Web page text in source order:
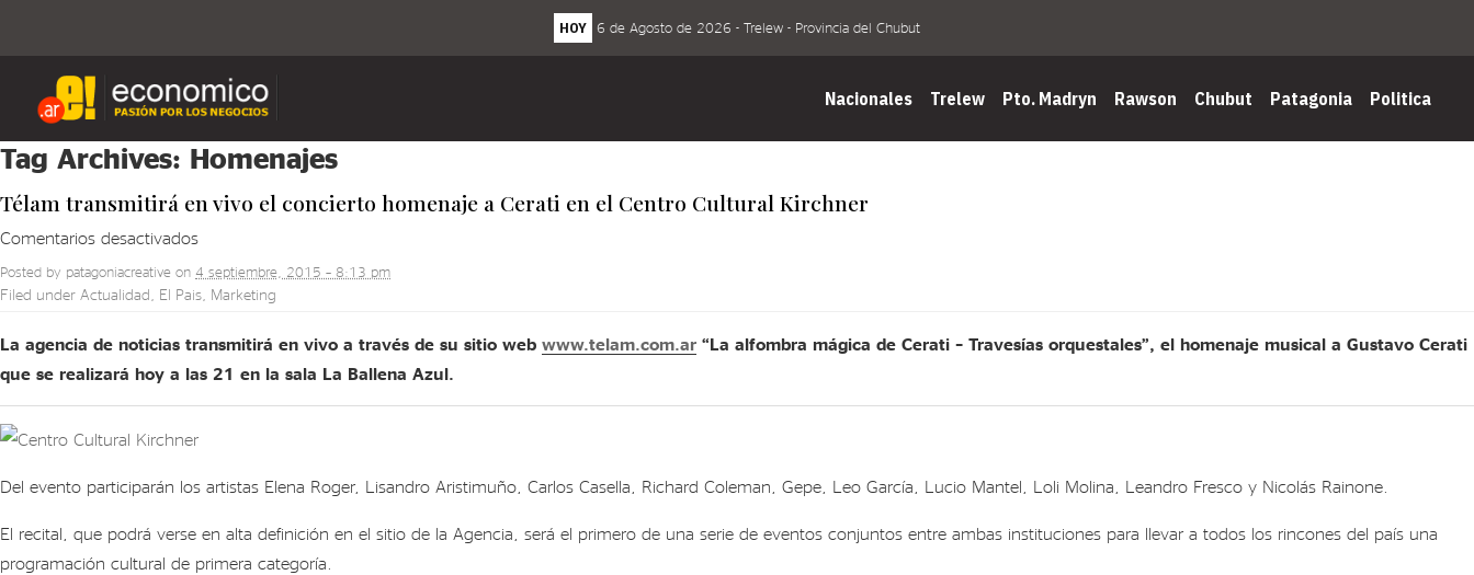
HOY 6 de Agosto de 2026 - Trelew - Provincia del Chubut
Nacionales Trelew Pto. Madryn Rawson Chubut Patagonia Politica
Tag Archives: Homenajes
Télam transmitirá en vivo el concierto homenaje a Cerati en el Centro Cultural Kirchner
Comentarios desactivadosen
Télam
transmitirá
vivo
el
en
Posted by patagoniacreative on 4 septiembre, 2015 – 8:13 pm
Filed under Actualidad El Pais Marketing
La agencia de noticias transmitirá en vivo a través de su sitio web www.telam.com.ar “La alfombra mágica de Cerati – Travesías orquestales”, el homenaje musical a Gustavo Cerati
que se realizará hoy a las 21 en la sala La Ballena Azul.
Del evento participarán los artistas Elena Roger, Lisandro Aristimuño, Carlos Casella, Richard Coleman, Gepe, Leo García, Lucio Mantel, Loli Molina, Leandro Fresco y Nicolás Rainone.
El recital, que podrá verse en alta definición en el sitio de la Agencia, será el primero de una serie de eventos conjuntos entre ambas instituciones para llevar a todos los rincones del país una
programación cultural de primera categoría.